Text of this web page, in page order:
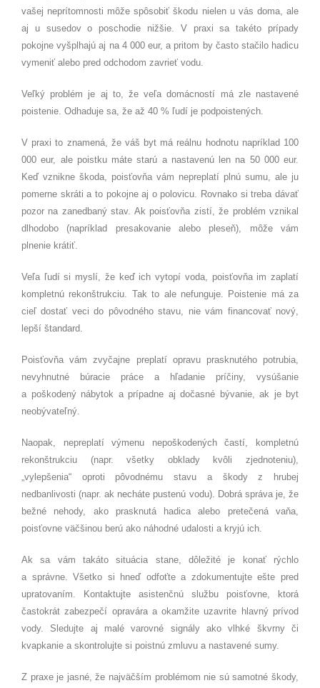
vašej neprítomnosti môže spôsobiť škodu nielen u vás doma, ale
aj u susedov o poschodie nižšie. V praxi sa takéto prípady
pokojne vyšplhajú aj na 4 000 eur, a pritom by často stačilo hadicu
vymeniť alebo pred odchodom zavrieť vodu.
Veľký problém je aj to, že veľa domácností má zle nastavené
poistenie. Odhaduje sa, že až 40 % ľudí je podpoistených.
V praxi to znamená, že váš byt má reálnu hodnotu napríklad 100
000 eur, ale poistku máte starú a nastavenú len na 50 000 eur.
Keď vznikne škoda, poisťovňa vám nepreplatí plnú sumu, ale ju
pomerne skráti a to pokojne aj o polovicu. Rovnako si treba dávať
pozor na zanedbaný stav. Ak poisťovňa zistí, že problém vznikal
dlhodobo (napríklad presakovanie alebo pleseň), môže vám
plnenie krátiť.
Veľa ľudí si myslí, že keď ich vytopí voda, poisťovňa im zaplatí
kompletnú rekonštrukciu. Tak to ale nefunguje. Poistenie má za
cieľ dostať veci do pôvodného stavu, nie vám financovať nový,
lepší štandard.
Poisťovňa vám zvyčajne preplatí opravu prasknutého potrubia,
nevyhnutné búracie práce a hľadanie príčiny, vysúšanie
a poškodený nábytok a prípadne aj dočasné bývanie, ak je byt
neobývateľný.
Naopak, nepreplatí výmenu nepoškodených častí, kompletnú
rekonštrukciu (napr. všetky obklady kvôli zjednoteniu),
„vylepšenia“ oproti pôvodnému stavu a škody z hrubej
nedbanlivosti (napr. ak necháte pustenú vodu). Dobrá správa je, že
bežné nehody, ako prasknutá hadica alebo pretečená vaňa,
poisťovne väčšinou berú ako náhodné udalosti a kryjú ich.
Ak sa vám takáto situácia stane, dôležité je konať rýchlo
a správne. Všetko si hneď odfoťte a zdokumentujte ešte pred
upratovaním. Kontaktujte asistenčnú službu poisťovne, ktorá
častokrát zabezpečí opravára a okamžite uzavrite hlavný prívod
vody. Sledujte aj malé varovné signály ako vlhké škvrny či
kvapkanie a skontrolujte si poistnú zmluvu a nastavené sumy.
Z praxe je jasné, že najväčším problémom nie sú samotné škody,